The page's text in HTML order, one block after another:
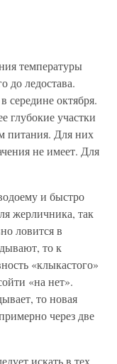
температуры
до ледостава.
середине октября.
глубокие участки
питания. Для них
не имеет. Для
и быстро
жерличника, так
ловится в
то к
«клыкастого»
«на нет».
то новая
через две
искать в тех